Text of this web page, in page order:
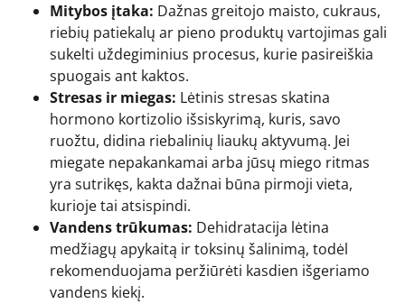
Mitybos įtaka: Dažnas greitojo maisto, cukraus,
riebių patiekalų ar pieno produktų vartojimas gali
sukelti uždegiminius procesus, kurie pasireiškia
spuogais ant kaktos.
Stresas ir miegas: Lėtinis stresas skatina
hormono kortizolio išsiskyrimą, kuris, savo
ruožtu, didina riebalinių liaukų aktyvumą. Jei
miegate nepakankamai arba jūsų miego ritmas
yra sutrikęs, kakta dažnai būna pirmoji vieta,
kurioje tai atsispindi.
Vandens trūkumas: Dehidratacija lėtina
medžiagų apykaitą ir toksinų šalinimą, todėl
rekomenduojama peržiūrėti kasdien išgeriamo
vandens kiekį.